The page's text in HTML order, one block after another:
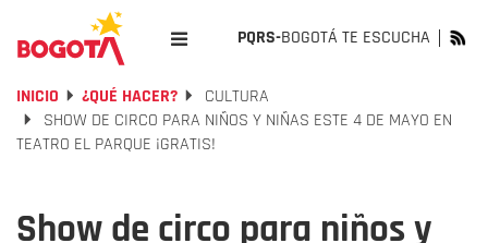
PQRS-BOGOTÁ TE ESCUCHA
INICIO ¿QUÉ HACER?
CULTURA
SHOW DE CIRCO PARA NIÑOS Y NIÑAS ESTE 4 DE MAYO EN
TEATRO EL PARQUE ¡GRATIS!
Show de circo para niños y